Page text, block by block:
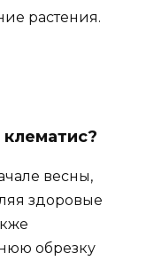
растения.
весны,
здоровые
обрезку